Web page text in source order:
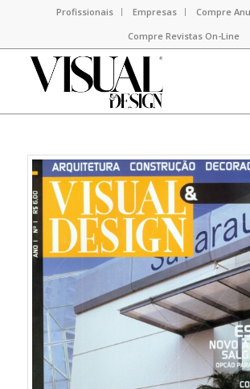
Profissionais Empresas
Compre
Compre Revistas On-Line